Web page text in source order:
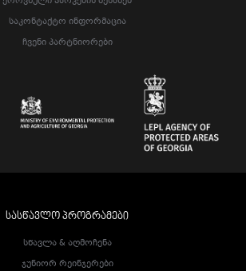
Საკონტაქტო Ინფორმაცია
Ჩვენი Პარტნიორები
ᲡᲐᲡᲬᲐᲕᲚᲝ ᲞᲠᲝᲒᲠᲐᲛᲔᲑᲘ
Სწავლა & Აღმოჩენა
Ჯუნიორ Რეინჯერები